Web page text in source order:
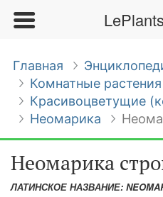
Главная
Комнатные растения
Красивоцветущие
Неомарика
Неомарика
ЛАТИНСКОЕ НАЗВАНИЕ: